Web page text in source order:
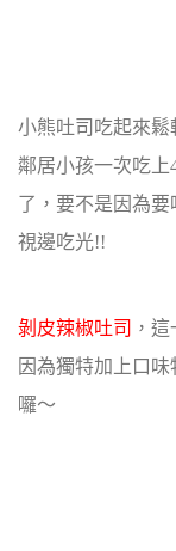
小熊吐司吃起來
鄰居小孩一次吃
了，要不是因為
視邊吃光!!
剝皮辣椒吐司 ，
因為獨特加上口
囉～